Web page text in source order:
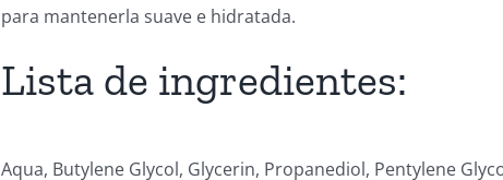
para mantenerla suave e hidratada.
Lista de ingredientes:
Aqua, Butylene Glycol, Glycerin, Propanediol, Pentylene